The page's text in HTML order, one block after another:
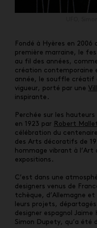
Fondé à Hyères en
première marraine, le
au fil des années,
création contemporaine
année, le souffle créatif
vigueur, porté par une
inspirante.
Perchée sur les
en 1923 par
Robert
célébration du
des Arts décoratifs de
hommage vibrant à l’Art
expositions.
C’est dans une
designers venus de
tchèque, d’Allemagne
leurs projets,
designer espagnol Jaime
Simon Dupety, qu’a été